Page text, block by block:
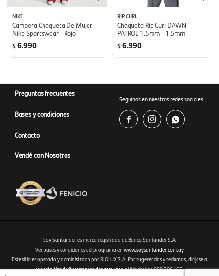
NIKE
Campera Chaqueta De Mujer
Nike Sportswear - Rojo
$6.990
RIP CURL
Chaqueta Rip Curl DAWN
PATROL 1.5mm - 1.5mm
$6.990
Preguntas frecuentes
Bases y condiciones
Contacto
Vendé con Nosotros
Seguinos en nuestras redes sociales
  
Fenicio eCommerce Uruguay
Soy Santander es marca registrada de Banco Santander S.A.
Ver bases y condiciones del programa en www.soysantander.com.uy
Este sitio es operado y administrado por RIOLUX S.A. Por sugerencias y reclamos, diríjase a
soporte.tienda@soysantander.com.uyo al WhatsApp 099 306 165.